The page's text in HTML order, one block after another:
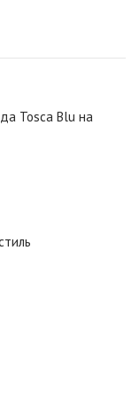
Tosca Blu на